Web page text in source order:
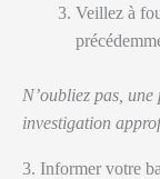
Veillez à
N’oubliez pas,
investigation
3. Informer votre